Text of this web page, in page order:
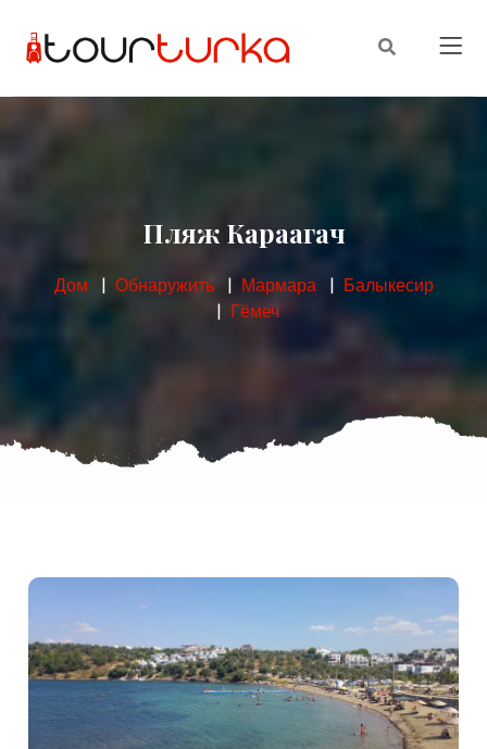
Пляж Караагач
Дом Обнаружить Мармара
Балыкесир
Гёмеч